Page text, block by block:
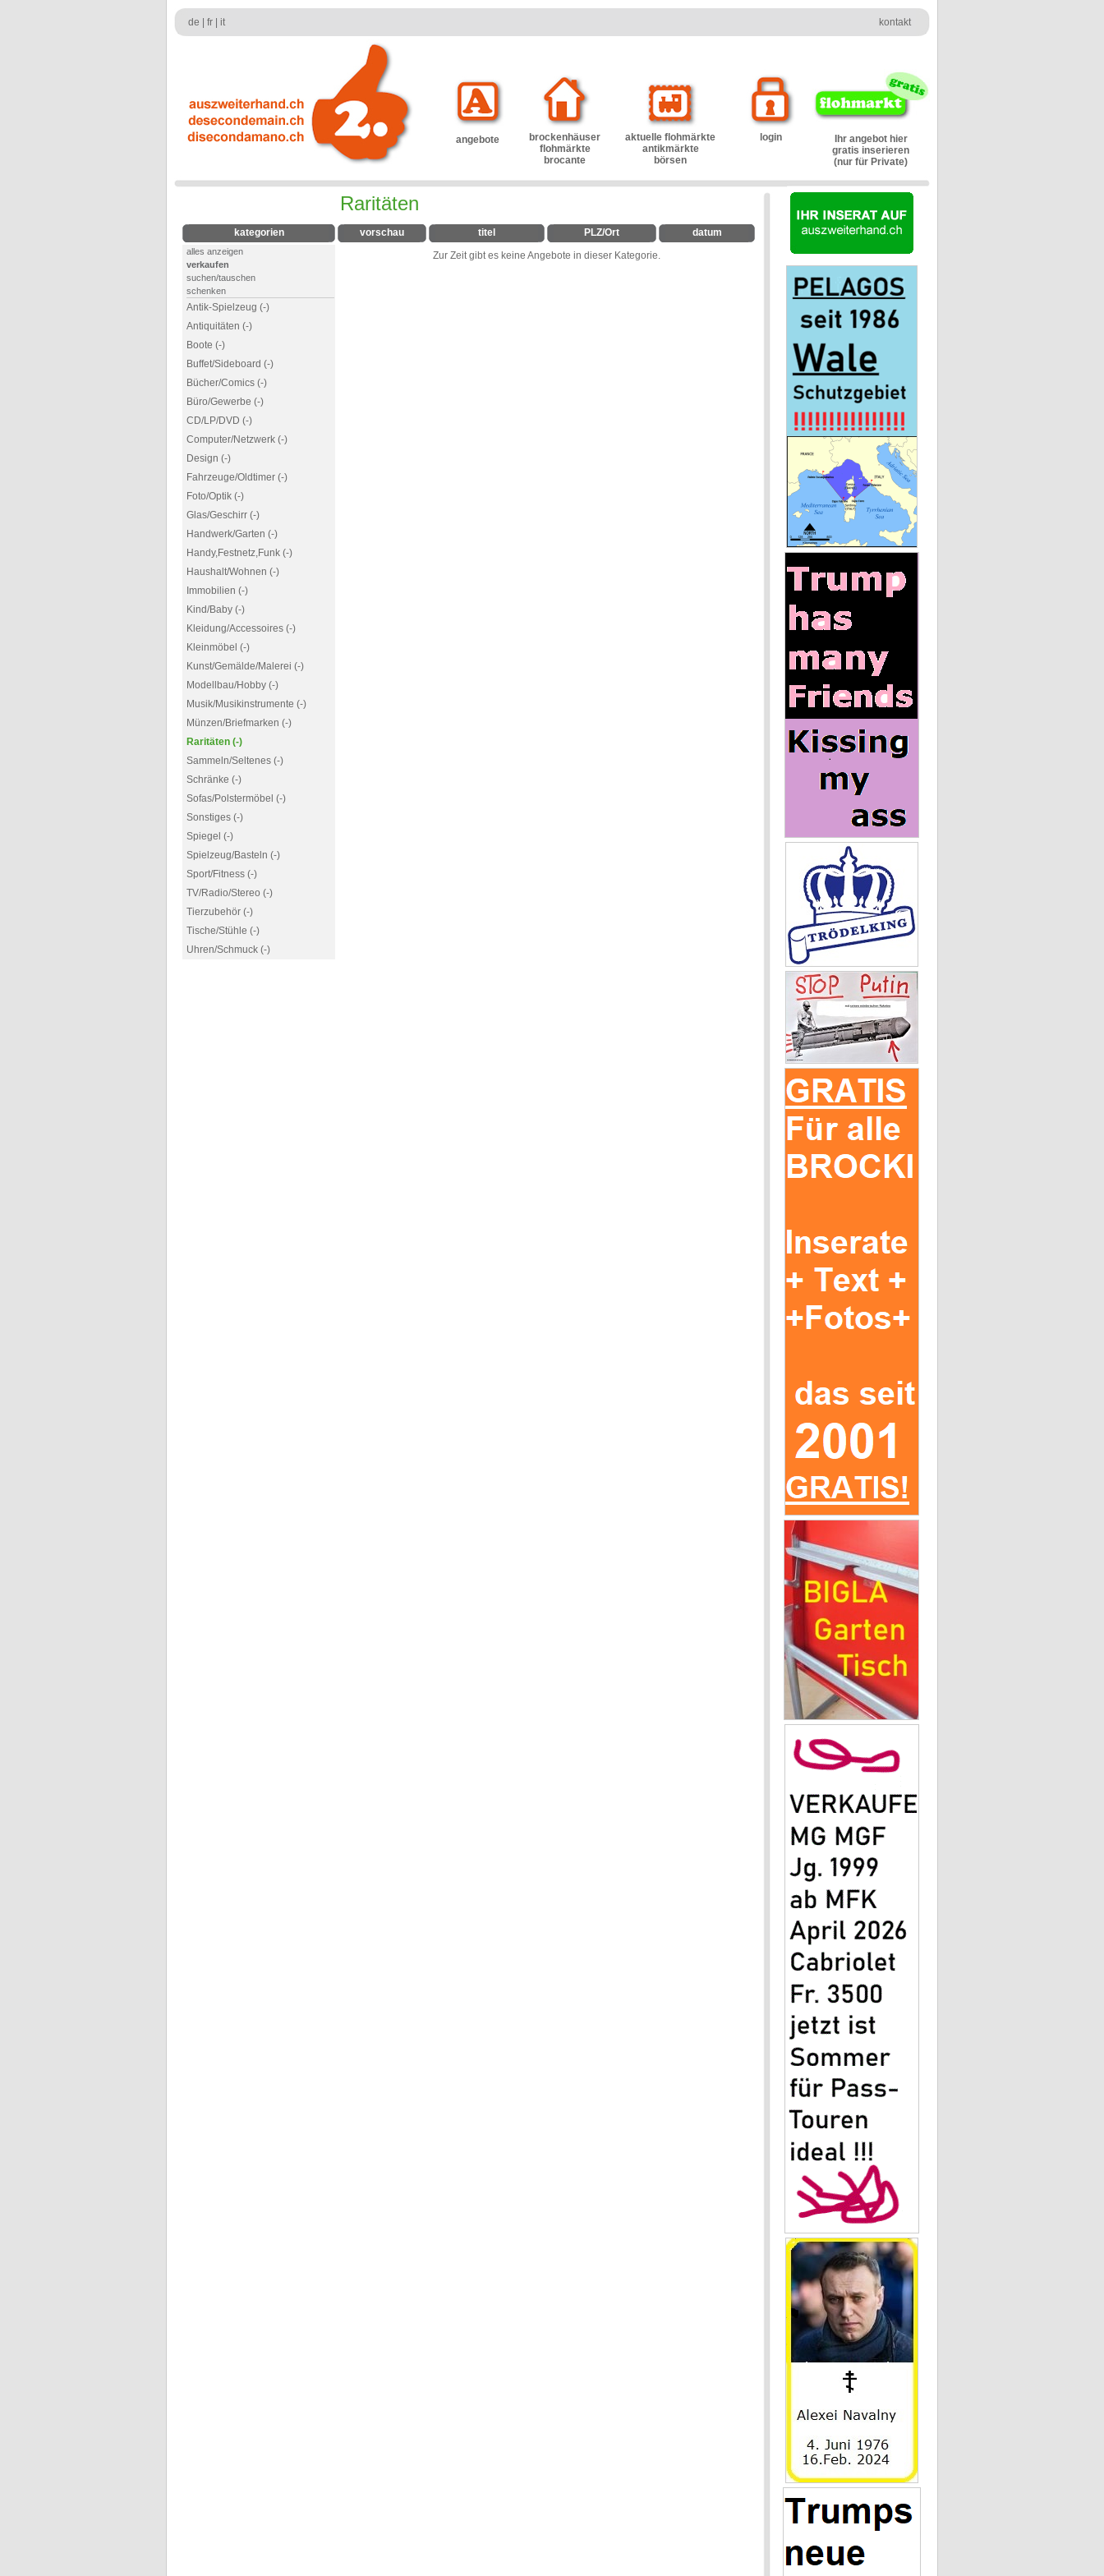
de fr it kontakt
angebote
brockenhäuser
flohmärkte
brocante
aktuelle flohmärkte
antikmärkte
börsen
login
Ihr angebot hier
gratis inserieren
(nur für Private)
Raritäten
kategorien
alles anzeigen
verkaufen
suchen/tauschen
schenken
Antik-Spielzeug (-)
Antiquitäten (-)
Boote (-)
Buffet/Sideboard (-)
Bücher/Comics (-)
Büro/Gewerbe (-)
CD/LP/DVD (-)
Computer/Netzwerk (-)
Design (-)
Fahrzeuge/Oldtimer (-)
Foto/Optik (-)
Glas/Geschirr (-)
Handwerk/Garten (-)
Handy,Festnetz,Funk (-)
Haushalt/Wohnen (-)
Immobilien (-)
Kind/Baby (-)
Kleidung/Accessoires (-)
Kleinmöbel (-)
Kunst/Gemälde/Malerei (-)
Modellbau/Hobby (-)
Musik/Musikinstrumente (-)
Münzen/Briefmarken (-)
Raritäten (-)
Sammeln/Seltenes (-)
Schränke (-)
Sofas/Polstermöbel (-)
Sonstiges (-)
Spiegel (-)
Spielzeug/Basteln (-)
Sport/Fitness (-)
TV/Radio/Stereo (-)
Tierzubehör (-)
Tische/Stühle (-)
Uhren/Schmuck (-)
vorschau titel PLZ/Ort
datum
Zur Zeit gibt es keine Angebote in dieser Kategorie.